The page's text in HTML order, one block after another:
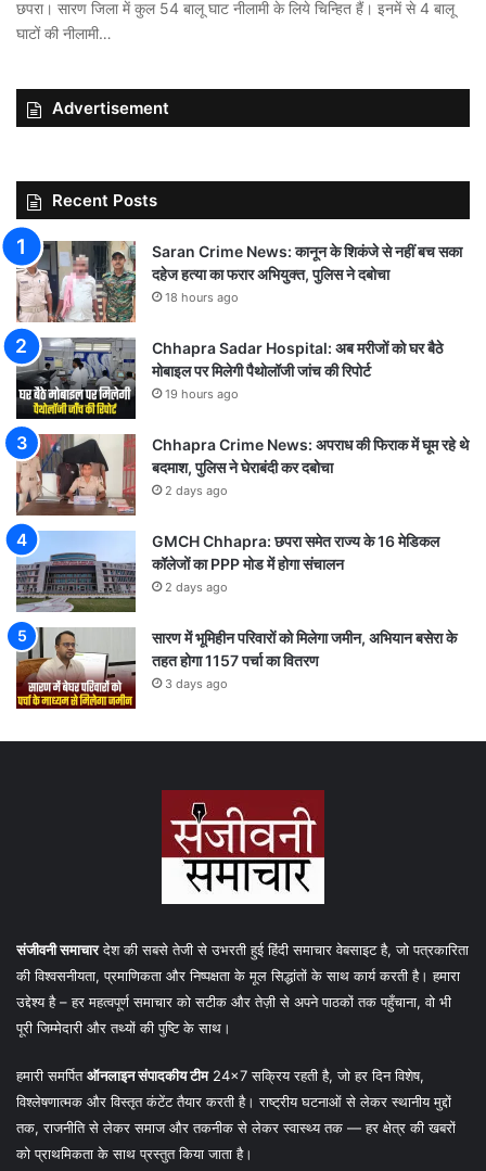
छपरा। सारण जिला में कुल 54 बालू घाट नीलामी के लिये चिन्हित हैं। इनमें से 4 बालू
घाटों की नीलामी…
Advertisement
Recent Posts
Saran Crime News: कानून के शिकंजे से नहीं बच सका
दहेज हत्या का फरार अभियुक्त, पुलिस ने दबोचा
18 hours ago
Chhapra Sadar Hospital: अब मरीजों को घर बैठे
मोबाइल पर मिलेगी पैथोलॉजी जांच की रिपोर्ट
19 hours ago
Chhapra Crime News: अपराध की फिराक में घूम रहे थे
बदमाश, पुलिस ने घेराबंदी कर दबोचा
2 days ago
GMCH Chhapra: छपरा समेत राज्य के 16 मेडिकल
कॉलेजों का PPP मोड में होगा संचालन
2 days ago
सारण में भूमिहीन परिवारों को मिलेगा जमीन, अभियान बसेरा के
तहत होगा 1157 पर्चा का वितरण
3 days ago
संजीवनी समाचारदेश की सबसे तेजी से उभरती हुई हिंदी समाचार वेबसाइट है, जो पत्रकारिता
की विश्वसनीयता, प्रमाणिकता और निष्पक्षता के मूल सिद्धांतों के साथ कार्य करती है। हमारा
उद्देश्य है – हर महत्वपूर्ण समाचार को सटीक और तेज़ी से अपने पाठकों तक पहुँचाना, वो भी
पूरी जिम्मेदारी और तथ्यों की पुष्टि के साथ।
हमारी समर्पितऑनलाइन संपादकीय टीम24×7 सक्रिय रहती है, जो हर दिन विशेष,
विश्लेषणात्मक और विस्तृत कंटेंट तैयार करती है। राष्ट्रीय घटनाओं से लेकर स्थानीय मुद्दों
तक, राजनीति से लेकर समाज और तकनीक से लेकर स्वास्थ्य तक — हर क्षेत्र की खबरों
को प्राथमिकता के साथ प्रस्तुत किया जाता है।